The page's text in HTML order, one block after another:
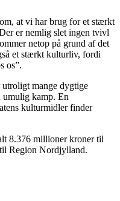
at vi har brug for et stærkt
er nemlig slet ingen tvivl
netop på grund af det
et stærkt kulturliv, fordi
os”.
mange dygtige
umulig kamp. En
kulturmidler finder
8.376 millioner kroner til
Region Nordjylland.